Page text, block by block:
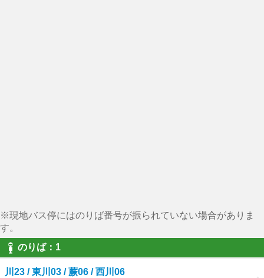
※現地バス停にはのりば番号が振られていない場合がありま
す。
のりば：1
川23 / 東川03 / 蕨06 / 西川06